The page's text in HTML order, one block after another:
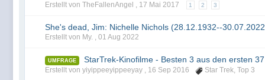
Erstellt von TheFallenAngel , 17 Mai 2017 1 2 3
She's dead, Jim: Nichelle Nichols (28.12.1932--
Erstellt von My. , 01 Aug 2022
UMFRAGE StarTrek-Kinofilme - Besten 3 aus den ersten
Erstellt von yiyippeeyippeeyay , 16 Sep 2016 Star Trek, Top 3